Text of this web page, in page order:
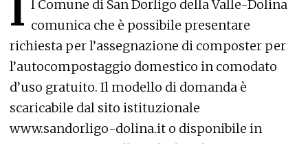
I l Comune di San Dorligo della Valle-Dolina
comunica che è possibile presentare
richiesta per l’assegnazione di composter per
l’autocompostaggio domestico in comodato
d’uso gratuito. Il modello di domanda è
scaricabile dal sito istituzionale
www.sandorligo-dolina.it o disponibile in